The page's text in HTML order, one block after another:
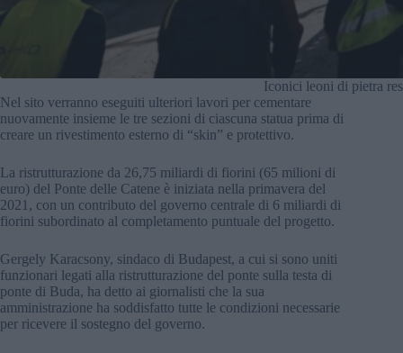
Iconici leoni di pietra
Nel sito verranno eseguiti ulteriori lavori per cementare
nuovamente insieme le tre sezioni di ciascuna statua prima di
creare un rivestimento esterno di “skin” e protettivo.
La ristrutturazione da 26,75 miliardi di fiorini (65 milioni di
euro) del Ponte delle Catene è iniziata nella primavera del
2021, con un contributo del governo centrale di 6 miliardi di
fiorini subordinato al completamento puntuale del progetto.
Gergely Karacsony, sindaco di Budapest, a cui si sono uniti
funzionari legati alla ristrutturazione del ponte sulla testa di
ponte di Buda, ha detto ai giornalisti che la sua
amministrazione ha soddisfatto tutte le condizioni necessarie
per ricevere il sostegno del governo.